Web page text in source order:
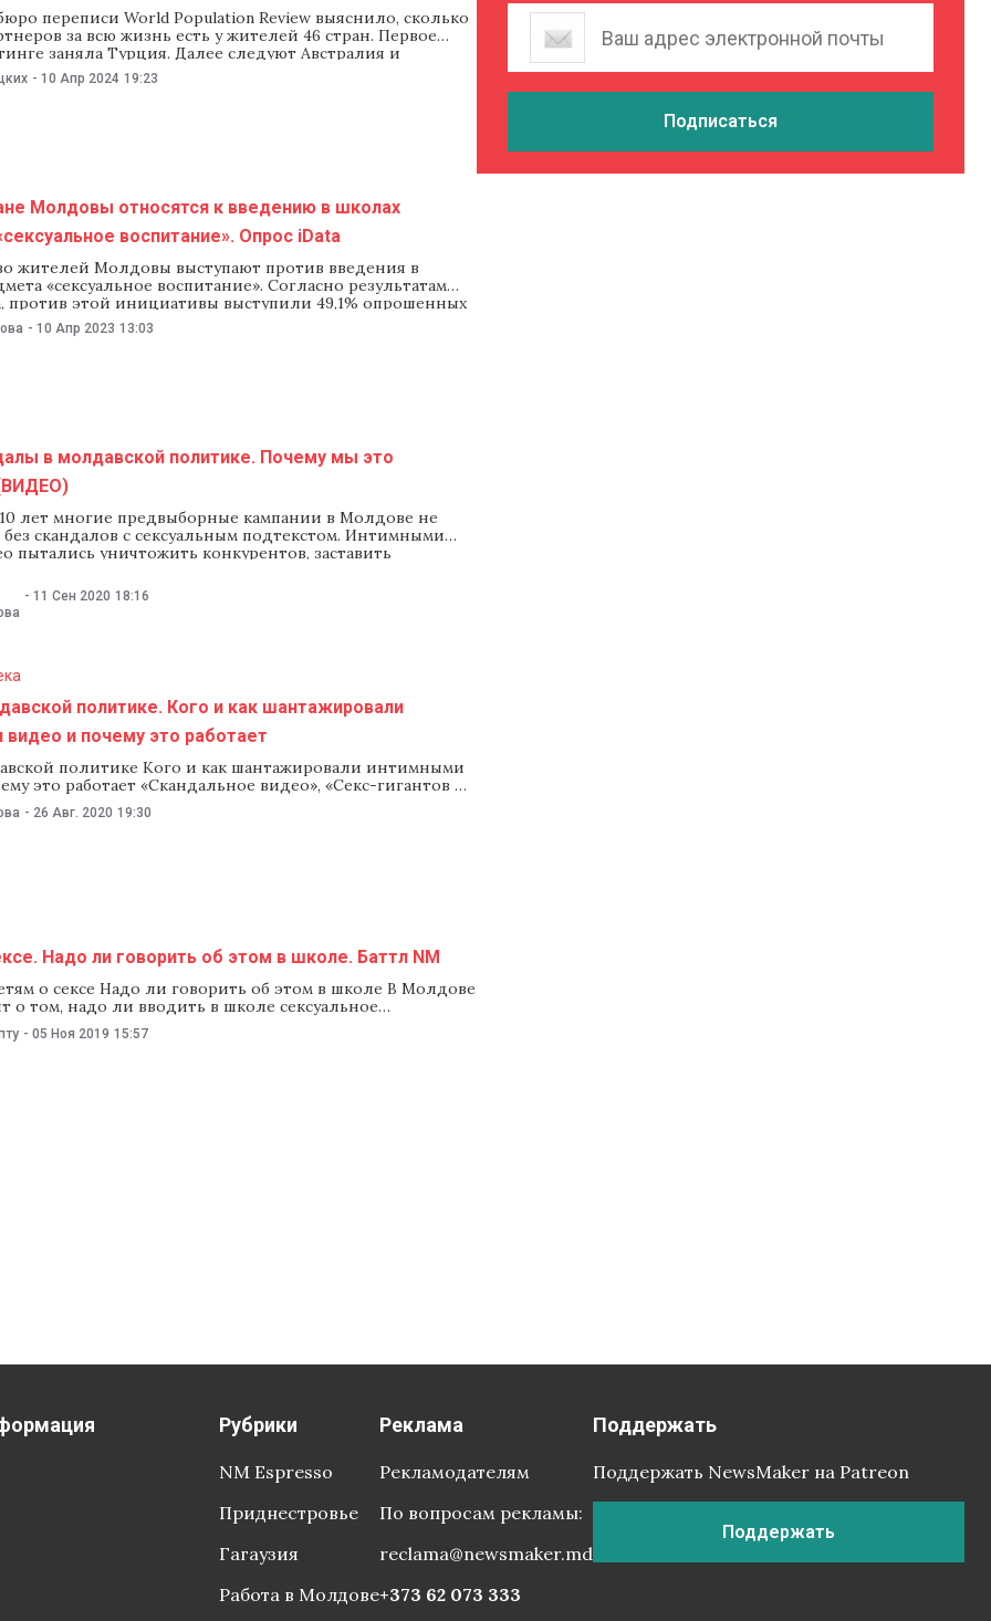
переписи World Population Review выяснило, сколько
за всю жизнь есть у жителей 46 стран. Первое
заняла Турция. Далее следуют Австралия и
исследованию, у жителей Турции за всю жизнь в
14,5 сексуальных партнеров. В топ-3 также вошли
- 10 Апр 2024 19:23
Молдовы относятся к введению в школах
воспитание». Опрос iData
жителей Молдовы выступают против введения в
«сексуальное воспитание». Согласно результатам
против этой инициативы выступили 49,1% опрошенных
ее поддержали. При этом за секспросвещение в
чаще высказывались жители городов (44,5%), а в
- 10 Апр 2023 13:03
в молдавской политике. Почему мы это
лет многие предвыборные кампании в Молдове не
скандалов с сексуальным подтекстом. Интимными
пытались уничтожить конкурентов, заставить
и даже решить международные
В канун очередной предвыборной кампании NM решил
почему эти инструменты до сих пор работают, как снятые
видео
- 11 Сен 2020 18:16
политике. Кого и как шантажировали
и почему это работает
политике Кого и как шантажировали интимными
это работает «Скандальное видео», «Секс-гигантов не
«Его отсняли в оргии». С подобными заголовками
СМИ уже не раз публиковали интимные видео с
- 26 Авг. 2020 19:30
Надо ли говорить об этом в школе. Баттл NM
о сексе Надо ли говорить об этом в школе В Молдове
о том, надо ли вводить в школе сексуальное
Одни считают, что это хороший способ борьбы с
беременностями и педофилией, другие утверждают,
- 05 Ноя 2019 15:57
Рубрики
NM Espresso
Приднестровье
Гагаузия
Работа в Молдове
Реклама
Рекламодателям
По вопросам рекламы:
reclama@newsmaker.md
+373 62 073 333
Поддержать
Поддержать NewsMaker на Patreon
Поддержать